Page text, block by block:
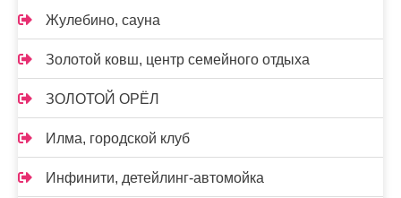
Жулебино, сауна
Золотой ковш, центр семейного отдыха
ЗОЛОТОЙ ОРЁЛ
Илма, городской клуб
Инфинити, детейлинг-автомойка